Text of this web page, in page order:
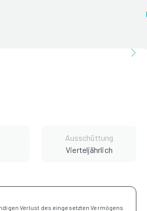
Ausschüttung
Vierteljährlich
Verlust des eingesetzten Vermögens